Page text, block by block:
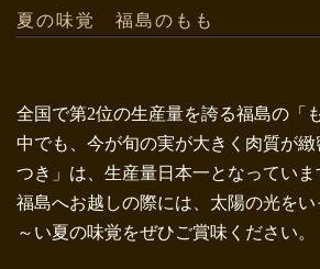
夏の味覚 福島のもも
全国で第2位の生産量を誇る福島の「
中でも、今が旬の実が大きく肉質が
つき」は、生産量日本一となっていま
福島へお越しの際には、太陽の光をい
～い夏の味覚をぜひご賞味ください。